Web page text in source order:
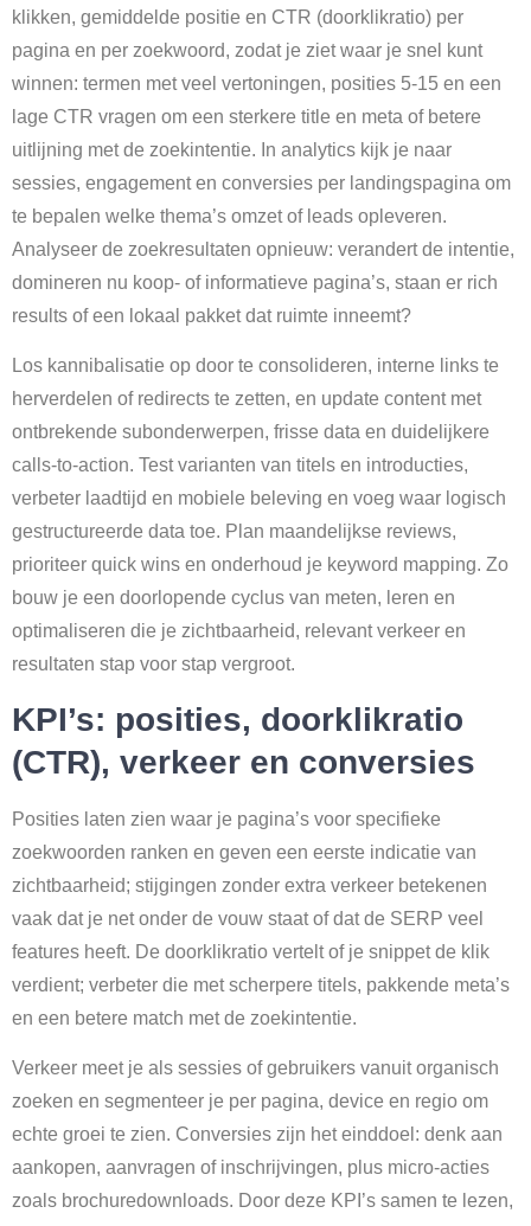
klikken, gemiddelde positie en CTR (doorklikratio) per
pagina en per zoekwoord, zodat je ziet waar je snel kunt
winnen: termen met veel vertoningen, posities 5-15 en een
lage CTR vragen om een sterkere title en meta of betere
uitlijning met de zoekintentie. In analytics kijk je naar
sessies, engagement en conversies per landingspagina om
te bepalen welke thema’s omzet of leads opleveren.
Analyseer de zoekresultaten opnieuw: verandert de intentie,
domineren nu koop- of informatieve pagina’s, staan er rich
results of een lokaal pakket dat ruimte inneemt?
Los kannibalisatie op door te consolideren, interne links te
herverdelen of redirects te zetten, en update content met
ontbrekende subonderwerpen, frisse data en duidelijkere
calls-to-action. Test varianten van titels en introducties,
verbeter laadtijd en mobiele beleving en voeg waar logisch
gestructureerde data toe. Plan maandelijkse reviews,
prioriteer quick wins en onderhoud je keyword mapping. Zo
bouw je een doorlopende cyclus van meten, leren en
optimaliseren die je zichtbaarheid, relevant verkeer en
resultaten stap voor stap vergroot.
KPI’s: posities, doorklikratio
(CTR), verkeer en conversies
Posities laten zien waar je pagina’s voor specifieke
zoekwoorden ranken en geven een eerste indicatie van
zichtbaarheid; stijgingen zonder extra verkeer betekenen
vaak dat je net onder de vouw staat of dat de SERP veel
features heeft. De doorklikratio vertelt of je snippet de klik
verdient; verbeter die met scherpere titels, pakkende meta’s
en een betere match met de zoekintentie.
Verkeer meet je als sessies of gebruikers vanuit organisch
zoeken en segmenteer je per pagina, device en regio om
echte groei te zien. Conversies zijn het einddoel: denk aan
aankopen, aanvragen of inschrijvingen, plus micro-acties
zoals brochuredownloads. Door deze KPI’s samen te lezen,